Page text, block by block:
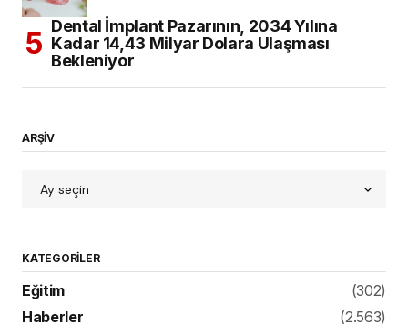
Dental İmplant Pazarının, 2034 Yılına
Kadar 14,43 Milyar Dolara Ulaşması
Bekleniyor
ARŞİV
KATEGORILER
Eğitim
(302)
Haberler
(2.563)